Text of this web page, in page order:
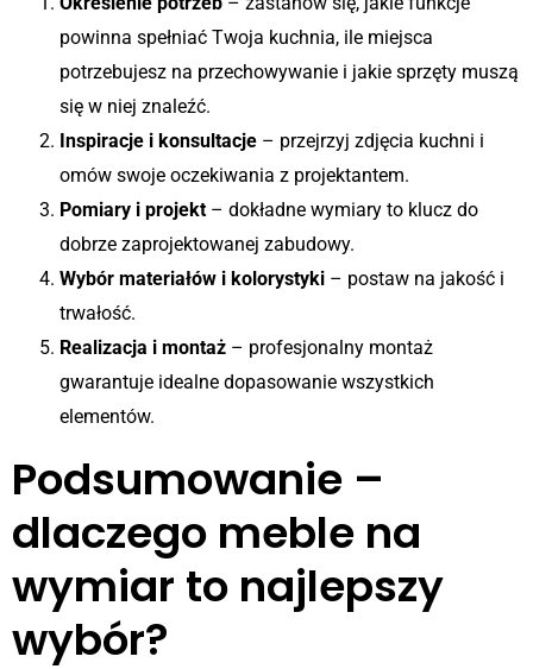
powinna spełniać Twoja kuchnia, ile miejsca
potrzebujesz na przechowywanie i jakie sprzęty muszą
się w niej znaleźć.
Inspiracje i konsultacje – przejrzyj zdjęcia kuchni i
omów swoje oczekiwania z projektantem.
Pomiary i projekt – dokładne wymiary to klucz do
dobrze zaprojektowanej zabudowy.
Wybór materiałów i kolorystyki – postaw na jakość i
trwałość.
Realizacja i montaż – profesjonalny montaż
gwarantuje idealne dopasowanie wszystkich
elementów.
Podsumowanie –
dlaczego meble na
wymiar to najlepszy
wybór?